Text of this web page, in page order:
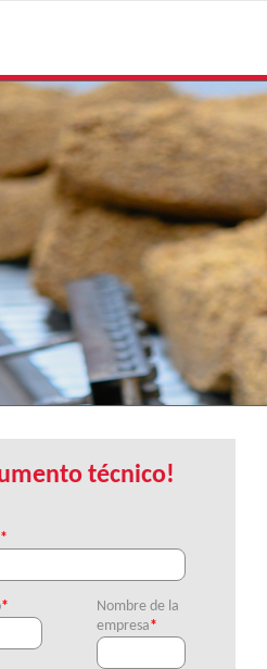
técnico!
*
*
Nombre de la
empresa*